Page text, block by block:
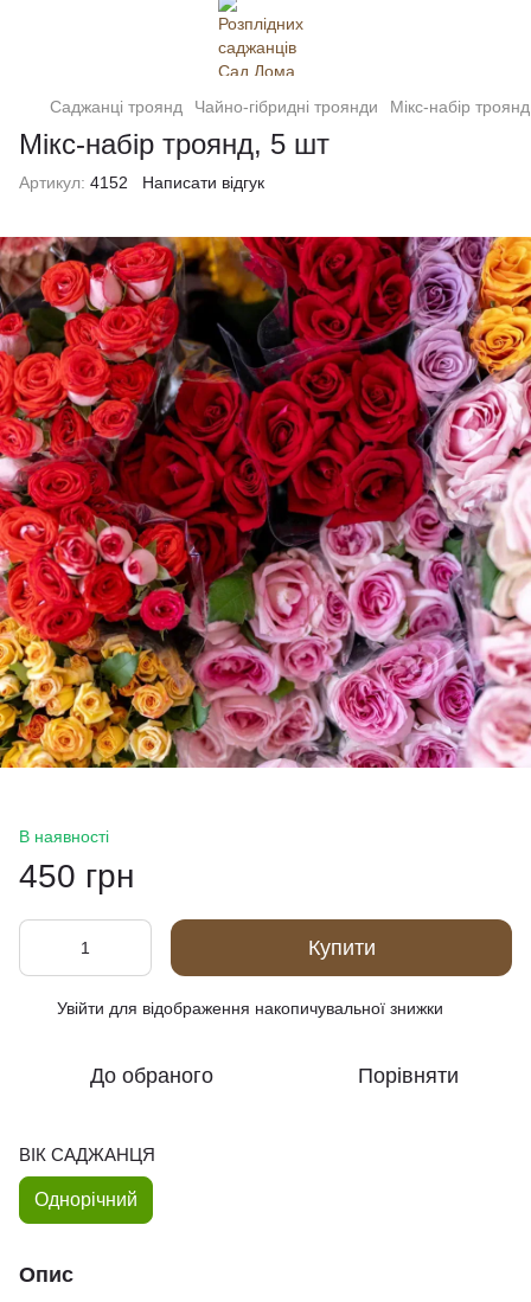
Саджанці троянд Чайно-гібридні троянди Мікс-набір
Мікс-набір троянд, 5 шт
Артикул: 4152 Написати відгук
В наявності
450 грн
Купити
Увійти для відображення накопичувальної знижки
До обраного Порівняти
ВІК САДЖАНЦЯ
Однорічний
Опис